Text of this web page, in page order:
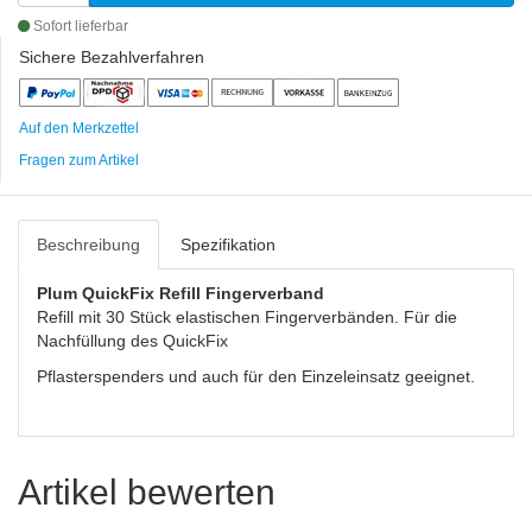
Sofort lieferbar
Sichere Bezahlverfahren
Auf den Merkzettel
Fragen zum Artikel
Beschreibung Spezifikation
Plum QuickFix Refill Fingerverband
Refill mit 30 Stück elastischen Fingerverbänden. Für die
Nachfüllung des QuickFix
Pflasterspenders und auch für den Einzeleinsatz geeignet.
Artikel bewerten